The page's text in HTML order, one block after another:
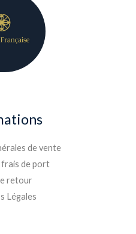
de vente
de port
retour
Légales